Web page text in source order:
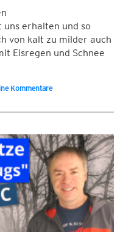
erhalten und so
von kalt zu milder auch
Eisregen und Schnee
Kommentare